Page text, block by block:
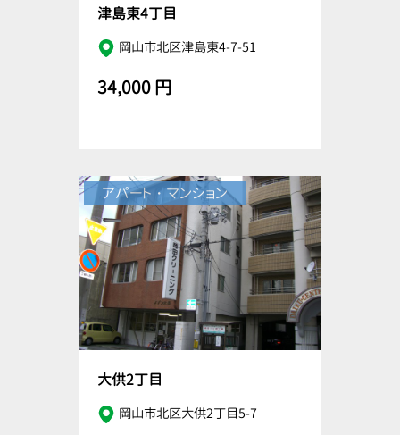
津島東4丁目
岡山市北区津島東4-7-51
34,000 円
アパート・マンション
大供2丁目
岡山市北区大供2丁目5-7